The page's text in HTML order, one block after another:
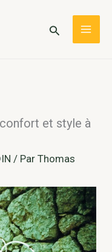
Rechercher
et style à
/ ParThomas